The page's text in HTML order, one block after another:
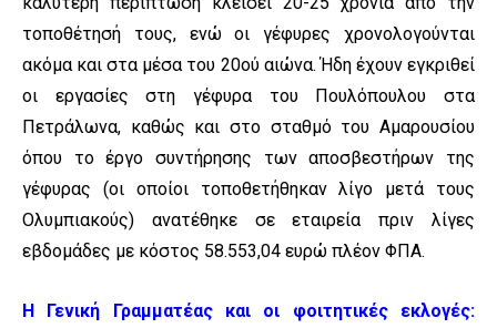
τοποθέτησή τους, ενώ οι γέφυρες χρονολογούνται
ακόμα και στα μέσα του 20ού αιώνα. Ήδη έχουν εγκριθεί
οι εργασίες στη γέφυρα του Πουλόπουλου στα
Πετράλωνα, καθώς και στο σταθμό του Αμαρουσίου
όπου το έργο συντήρησης των αποσβεστήρων της
γέφυρας (οι οποίοι τοποθετήθηκαν λίγο μετά τους
Ολυμπιακούς) ανατέθηκε σε εταιρεία πριν λίγες
εβδομάδες με κόστος 58.553,04 ευρώ πλέον ΦΠΑ.
Η Γενική Γραμματέας και οι φοιτητικές εκλογές: